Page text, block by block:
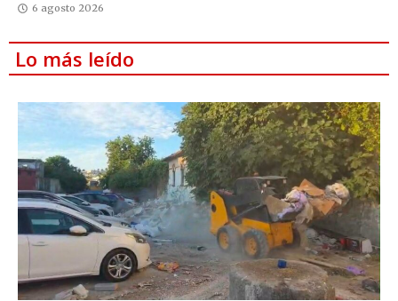
6 agosto 2026
Lo más leído